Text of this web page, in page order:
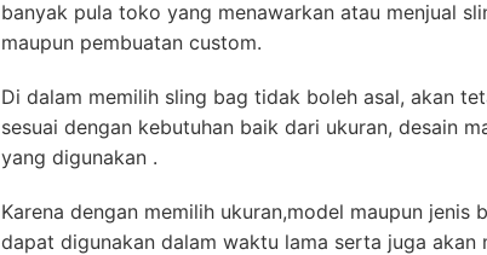
banyak pula toko yang menawarkan atau menjual
maupun pembuatan custom.
Di dalam memilih sling bag tidak boleh asal, akan
sesuai dengan kebutuhan baik dari ukuran, desain
yang digunakan .
Karena dengan memilih ukuran,model maupun jenis
dapat digunakan dalam waktu lama serta juga akan